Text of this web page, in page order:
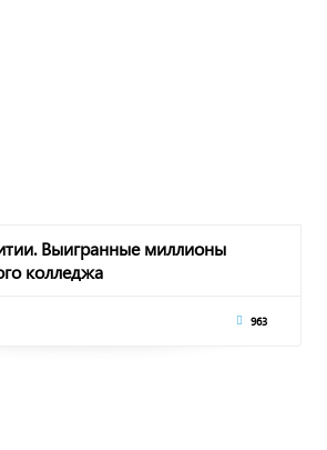
Выигранные миллионы
колледжа
963